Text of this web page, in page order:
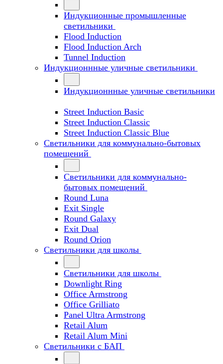
Индукционные промышленные
светильники
Flood Induction
Flood Induction Arch
Tunnel Induction
Индукционнные уличные светильники
Индукционнные уличные светильники
Street Induction Basic
Street Induction Classic
Street Induction Classic Blue
Светильники для коммунально-бытовых
помещений
Светильники для коммунально-
бытовых помещений
Round Luna
Exit Single
Round Galaxy
Exit Dual
Round Orion
Светильники для школы
Светильники для школы
Downlight Ring
Office Armstrong
Office Grilliato
Panel Ultra Armstrong
Retail Alum
Retail Alum Mini
Светильники с БАП